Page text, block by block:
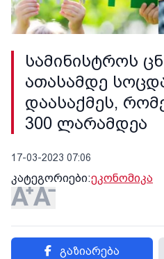
სამინისტროს
ათასამდე
დაასაქმეს,
300 ლარამდეა
17-03-2023 07:06
კატეგორიები:ეკონომიკა
გაზიარება